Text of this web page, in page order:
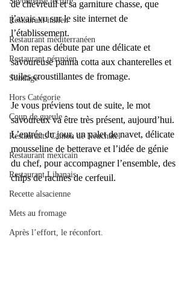
Restaurant italien
Restaurant méditerranéen
Restaurant péruvien
Sondage
Hors Catégorie
Coup de gueule
Restaurants Canton de Neuchâtel
Restaurant mexicain
Restaurant Libanais
Recette alsacienne
Mets au fromage
Après l’effort, le réconfort.
de chevreuil et sa garniture chasse, que
j’avais vu sur le site internet de
l’établissement.
Mon repas débute par une délicate et
savoureuse panna cotta aux chanterelles et
tuiles croustillantes de fromage.
Je vous préviens tout de suite, le mot
savoureux va être très présent, aujourd’hui.
L’entrée du jour, un palet de navet, délicate
mousseline de betterave et l’idée de génie
du chef, pour accompagner l’ensemble, des
chips de racines de cerfeuil.